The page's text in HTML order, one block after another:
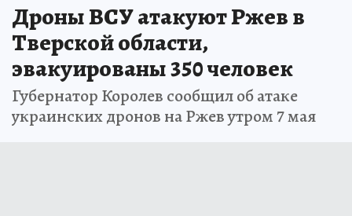
Дроны ВСУ атакуют Ржев в
Тверской области,
эвакуированы 350 человек
Губернатор Королев сообщил об атаке
украинских дронов на Ржев утром 7 мая